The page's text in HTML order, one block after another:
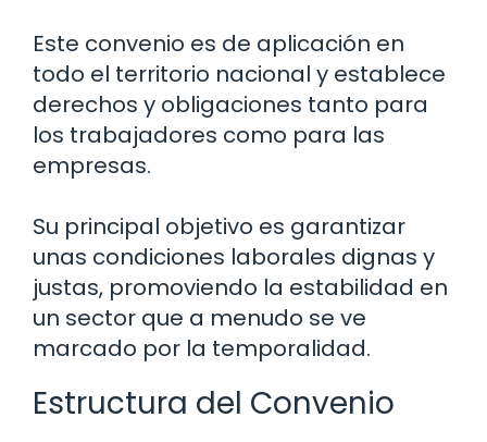
Este convenio es de aplicación en
todo el territorio nacional y establece
derechos y obligaciones tanto para
los trabajadores como para las
empresas.
Su principal objetivo es garantizar
unas condiciones laborales dignas y
justas, promoviendo la estabilidad en
un sector que a menudo se ve
marcado por la temporalidad.
Estructura del Convenio